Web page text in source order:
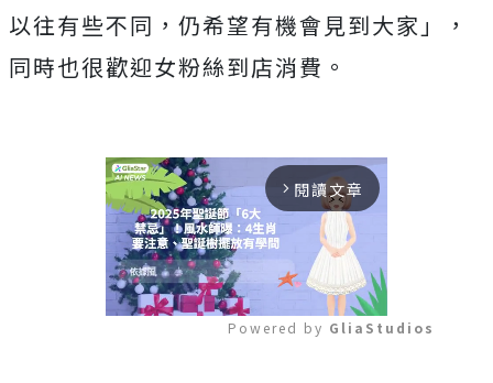
以往有些不同，仍希望有機會見到大家」，
同時也很歡迎女粉絲到店消費。
arrow_forward_ios 閱讀文章
Powered by GliaStudios